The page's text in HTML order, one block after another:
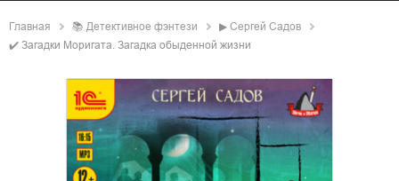
Главная 📚 детективное фэнтези ▶ Сергей Садов
✔️ Загадки Моригата. Загадка обыденной жизни